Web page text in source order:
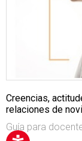
Creencias,
relaciones de
Guía para